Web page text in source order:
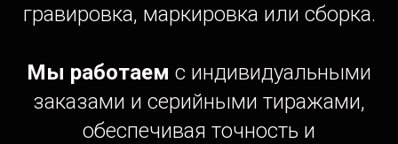
гравировка, маркировка или сборка.
Мы работаем с индивидуальными
заказами и серийными тиражами,
обеспечивая точность и